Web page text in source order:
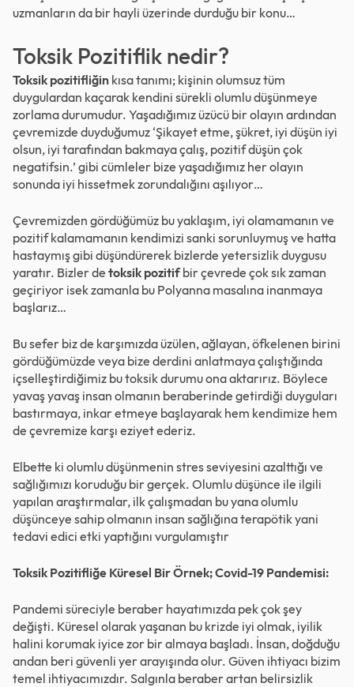
uzmanların da bir hayli üzerinde durduğu bir konu…
Toksik Pozitiflik nedir?
Toksik pozitifliğin kısa tanımı; kişinin olumsuz tüm
duygulardan kaçarak kendini sürekli olumlu düşünmeye
zorlama durumudur. Yaşadığımız üzücü bir olayın ardından
çevremizde duyduğumuz ‘Şikayet etme, şükret, iyi düşün iyi
olsun, iyi tarafından bakmaya çalış, pozitif düşün çok
negatifsin.’ gibi cümleler bize yaşadığımız her olayın
sonunda iyi hissetmek zorundalığını aşılıyor…
Çevremizden gördüğümüz bu yaklaşım, iyi olamamanın ve
pozitif kalamamanın kendimizi sanki sorunluymuş ve hatta
hastaymış gibi düşündürerek bizlerde yetersizlik duygusu
yaratır. Bizler de toksik pozitif bir çevrede çok sık zaman
geçiriyor isek zamanla bu Polyanna masalına inanmaya
başlarız…
Bu sefer biz de karşımızda üzülen, ağlayan, öfkelenen birini
gördüğümüzde veya bize derdini anlatmaya çalıştığında
içselleştirdiğimiz bu toksik durumu ona aktarırız. Böylece
yavaş yavaş insan olmanın beraberinde getirdiği duyguları
bastırmaya, inkar etmeye başlayarak hem kendimize hem
de çevremize karşı eziyet ederiz.
Elbette ki olumlu düşünmenin stres seviyesini azalttığı ve
sağlığımızı koruduğu bir gerçek. Olumlu düşünce ile ilgili
yapılan araştırmalar, ilk çalışmadan bu yana olumlu
düşünceye sahip olmanın insan sağlığına terapötik yani
tedavi edici etki yaptığını vurgulamıştır
Toksik Pozitifliğe Küresel Bir Örnek; Covid-19 Pandemisi:
Pandemi süreciyle beraber hayatımızda pek çok şey
değişti. Küresel olarak yaşanan bu krizde iyi olmak, iyilik
halini korumak iyice zor bir almaya başladı. İnsan, doğduğu
andan beri güvenli yer arayışında olur. Güven ihtiyacı bizim
temel ihtiyacımızdır. Salgınla beraber artan belirsizlik